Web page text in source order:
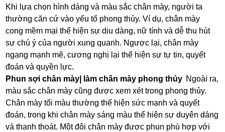
Khi lựa chọn hình dáng và màu sắc chân mày, người ta
thường căn cứ vào yếu tố phong thủy. Ví dụ, chân mày
cong mềm mại thể hiện sự dịu dàng, nữ tính và dễ thu hút
sự chú ý của người xung quanh. Ngược lại, chân mày
ngang mạnh mẽ, cương nghị lại thể hiện sự tự tin, quyết
đoán và quyền lực.
Phun sợi chân mày| làm chân mày phong thủy Ngoài ra,
màu sắc chân mày cũng được xem xét trong phong thủy.
Chân mày tối màu thường thể hiện sức mạnh và quyết
đoán, trong khi chân mày sáng màu thể hiện sự duyên dáng
và thanh thoát. Một đôi chân mày được phun phù hợp với